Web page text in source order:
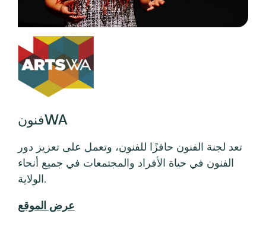
تعد لجنة الفنون حافزًا للفنون، وتعمل على تعزيز دور
الفنون في حياة الأفراد والمجتمعات في جميع أنحاء
عرض الموقع